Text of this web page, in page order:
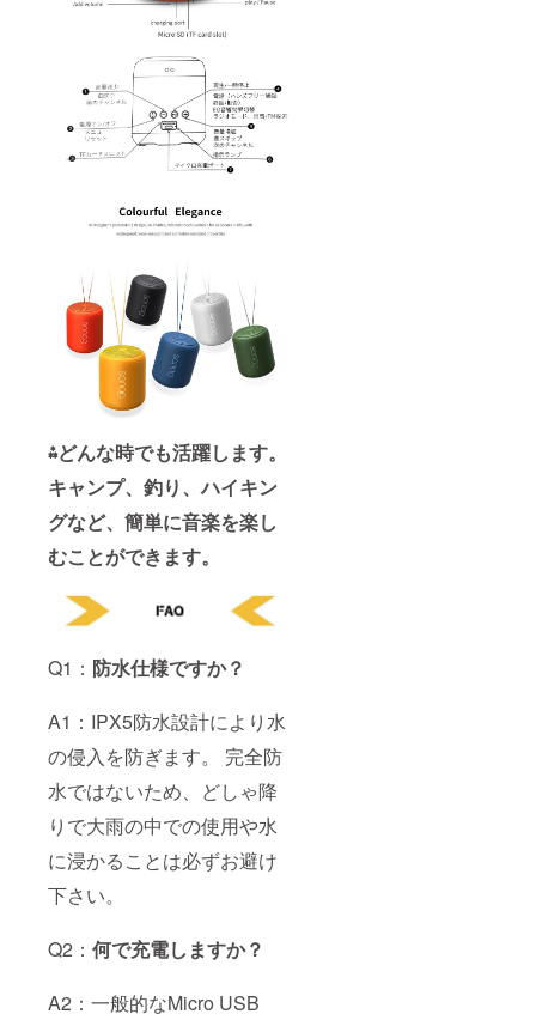
⁂どんな時でも活躍します。
キャンプ、釣り、ハイキン
グなど、簡単に音楽を楽し
むことができます。
Q1： 防水仕様ですか？
A1：IPX5防水設計により水
の侵入を防ぎます。 完全防
水ではないため、どしゃ降
りで大雨の中での使用や水
に浸かることは必ずお避け
下さい。
Q2： 何で充電しますか？
A2：一般的なMicro USB